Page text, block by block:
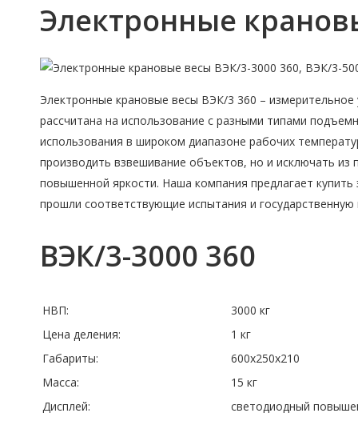
Электронные
Электронные крановые весы ВЭК/3 360 –
рассчитана на использование с разными типами
использования в широком диапазоне рабочих
производить взвешивание объектов, но и исключать
повышенной яркости. Наша компания предлагает
прошли соответствующие испытания и
ВЭК/3-3000 360
НВП:
3000 кг
Цена деления:
1 кг
Габариты:
600x250x210
Масса:
15 кг
Дисплей:
светодиодный